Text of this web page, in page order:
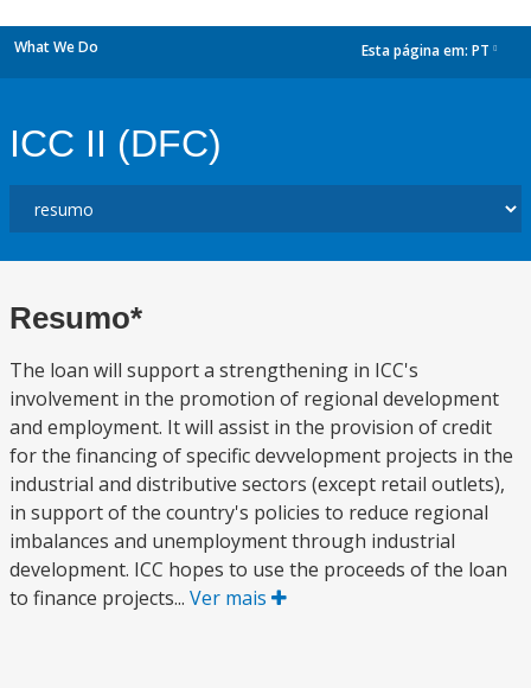
What We Do Esta página em: PT
ICC II (DFC)
Resumo*
The loan will support a strengthening in ICC's
involvement in the promotion of regional development
and employment. It will assist in the provision of credit
for the financing of specific devvelopment projects in the
industrial and distributive sectors (except retail outlets),
in support of the country's policies to reduce regional
imbalances and unemployment through industrial
development. ICC hopes to use the proceeds of the loan
to finance projects... Ver mais